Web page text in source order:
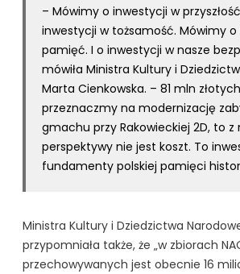
– Mówimy o inwestycji w
inwestycji w tożsamość. Mówimy
pamięć. I o inwestycji w nasze
mówiła Ministra Kultury i
Marta Cienkowska. – 81 mln
przeznaczmy na modernizację
gmachu przy Rakowieckiej 2D, to z
perspektywy nie jest koszt. To
fundamenty polskiej pamięci
Ministra Kultury i Dziedzictwa
przypomniała także, że „w zbiorach
przechowywanych jest obecnie 16